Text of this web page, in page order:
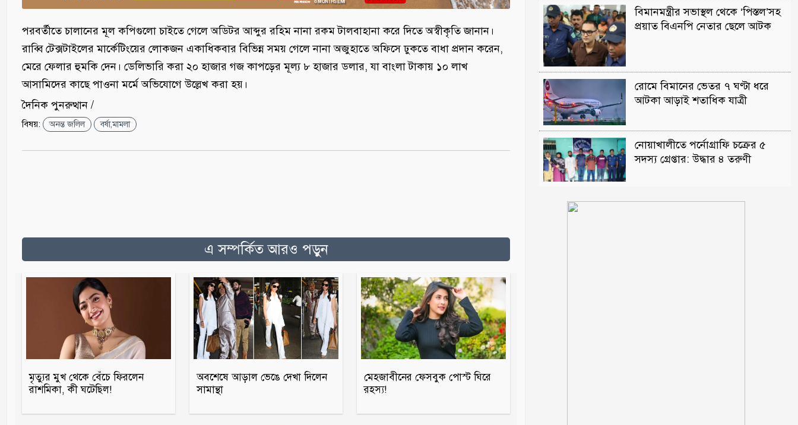
পরবর্তীতে চালানের মূল কপিগুলো চাইতে গেলে অডিটর আব্দুর রহিম নানা রকম টালবাহানা করে দিতে অস্বীকৃতি জানান।
রাব্বি টেক্সটাইলের মার্কেটিংয়ের লোকজন একাধিকবার বিভিন্ন সময় গেলে নানা অজুহাতে অফিসে ঢুকতে বাধা প্রদান করেন,
মেরে ফেলার হুমকি দেন। ডেলিভারি করা ২০ হাজার গজ কাপড়ের মূল্য ৮ হাজার ডলার, যা বাংলা টাকায় ১০ লাখ
আসামিদের কাছে পাওনা মর্মে অভিযোগে উল্লেখ করা হয়।
দৈনিক পুনরুত্থান /
বিষয়: অনন্ত জলিল বর্ষা,মামলা
এ সম্পর্কিত আরও পড়ুন
মৃত্যুর মুখ থেকে বেঁচে ফিরলেন
রাশমিকা, কী ঘটেছিল!
অবশেষে আড়াল ভেঙে দেখা দিলেন
সামান্থা
মেহজাবীনের ফেসবুক পোস্ট ঘিরে
রহস্য!
বিমানমন্ত্রীর সভাস্থল থেকে ‘পিস্তল’সহ
প্রয়াত বিএনপি নেতার ছেলে আটক
রোমে বিমানের ভেতর ৭ ঘণ্টা ধরে
আটকা আড়াই শতাধিক যাত্রী
নোয়াখালীতে পর্নোগ্রাফি চক্রের ৫
সদস্য গ্রেপ্তার: উদ্ধার ৪ তরুণী
পঞ্চগড় সদর উপজেলার সাবেক ভাইস